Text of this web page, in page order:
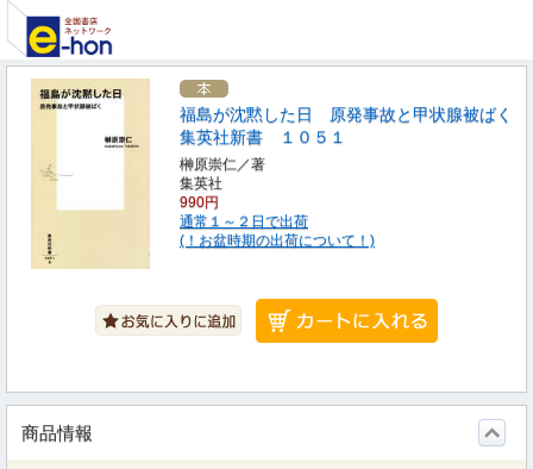
福島が沈黙した日 原発事故と甲状腺被ばく
集英社新書 １０５１
榊原崇仁／著
集英社
990円
通常１～２日で出荷
(！お盆時期の出荷について！)
商品情報